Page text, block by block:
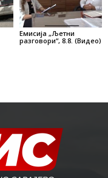
Емисија „Љетни
разговори“, 8.8. (Видео)